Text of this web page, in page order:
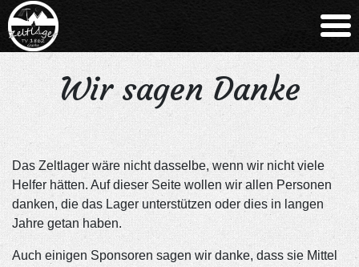
Wir sagen Danke
Das Zeltlager wäre nicht dasselbe, wenn wir nicht viele
Helfer hätten. Auf dieser Seite wollen wir allen Personen
danken, die das Lager unterstützen oder dies in langen
Jahre getan haben.
Auch einigen Sponsoren sagen wir danke, dass sie Mittel